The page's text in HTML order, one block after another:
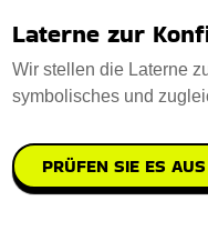
Laterne zur
Wir stellen die Laterne
symbolisches und
PRÜFEN SIE ES AUS